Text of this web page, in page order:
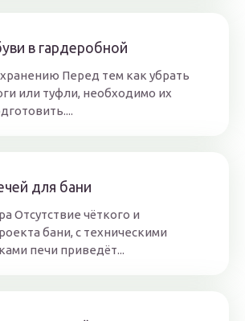
в гардеробной
Перед тем как убрать
или туфли, необходимо их
для бани
Отсутствие чёткого и
бани, с техническими
печи приведёт...